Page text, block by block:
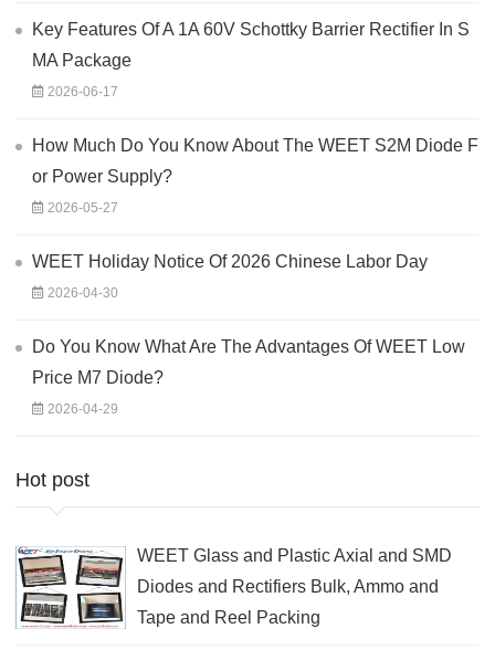
Key Features Of A 1A 60V Schottky Barrier Rectifier In S
MA Package
2026-06-17
How Much Do You Know About The WEET S2M Diode F
or Power Supply?
2026-05-27
WEET Holiday Notice Of 2026 Chinese Labor Day
2026-04-30
Do You Know What Are The Advantages Of WEET Low
Price M7 Diode?
2026-04-29
Hot post
WEET Glass and Plastic Axial and SMD
Diodes and Rectifiers Bulk, Ammo and
Tape and Reel Packing